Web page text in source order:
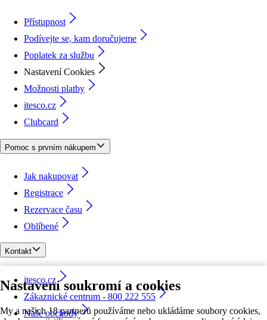
Nastavení soukromí a cookies
My a našich 18 partnerů používáme nebo ukládáme soubory cookies,
Přístupnost
Podívejte se, kam doručujeme
Poplatek za službu
Nastavení Cookies
Možnosti platby
itesco.cz
Clubcard
Pomoc s prvním nákupem
Jak nakupovat
Registrace
Rezervace času
Oblíbené
Kontakt
itesco.cz
Zákaznické centrum - 800 222 555
Naše obchody